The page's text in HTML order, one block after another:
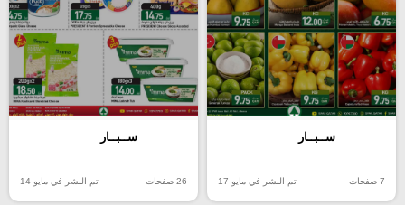
ســبــار
7 صفحات تم النشر في مايو 17
ســبــار
26 صفحات تم النشر في مايو 14